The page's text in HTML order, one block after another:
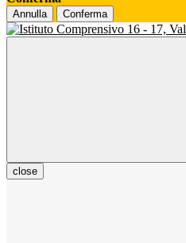
Annulla Conferma
close